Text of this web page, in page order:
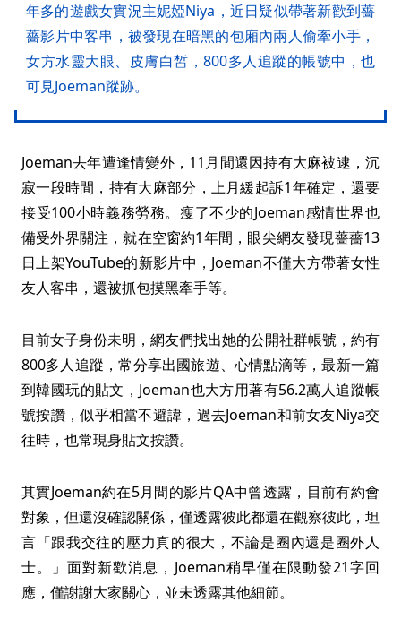
年多的遊戲女實況主妮婭Niya，近日疑似帶著新歡到薔
薔影片中客串，被發現在暗黑的包廂內兩人偷牽小手，
女方水靈大眼、皮膚白皙，800多人追蹤的帳號中，也
可見Joeman蹤跡。
Joeman去年遭逢情變外，11月間還因持有大麻被逮，沉
寂一段時間，持有大麻部分，上月緩起訴1年確定，還要
接受100小時義務勞務。瘦了不少的Joeman感情世界也
備受外界關注，就在空窗約1年間，眼尖網友發現薔薔13
日上架YouTube的新影片中，Joeman不僅大方帶著女性
友人客串，還被抓包摸黑牽手等。
目前女子身份未明，網友們找出她的公開社群帳號，約有
800多人追蹤，常分享出國旅遊、心情點滴等，最新一篇
到韓國玩的貼文，Joeman也大方用著有56.2萬人追蹤帳
號按讚，似乎相當不避諱，過去Joeman和前女友Niya交
往時，也常現身貼文按讚。
其實Joeman約在5月間的影片QA中曾透露，目前有約會
對象，但還沒確認關係，僅透露彼此都還在觀察彼此，坦
言「跟我交往的壓力真的很大，不論是圈內還是圈外人
士。」面對新歡消息，Joeman稍早僅在限動發21字回
應，僅謝謝大家關心，並未透露其他細節。